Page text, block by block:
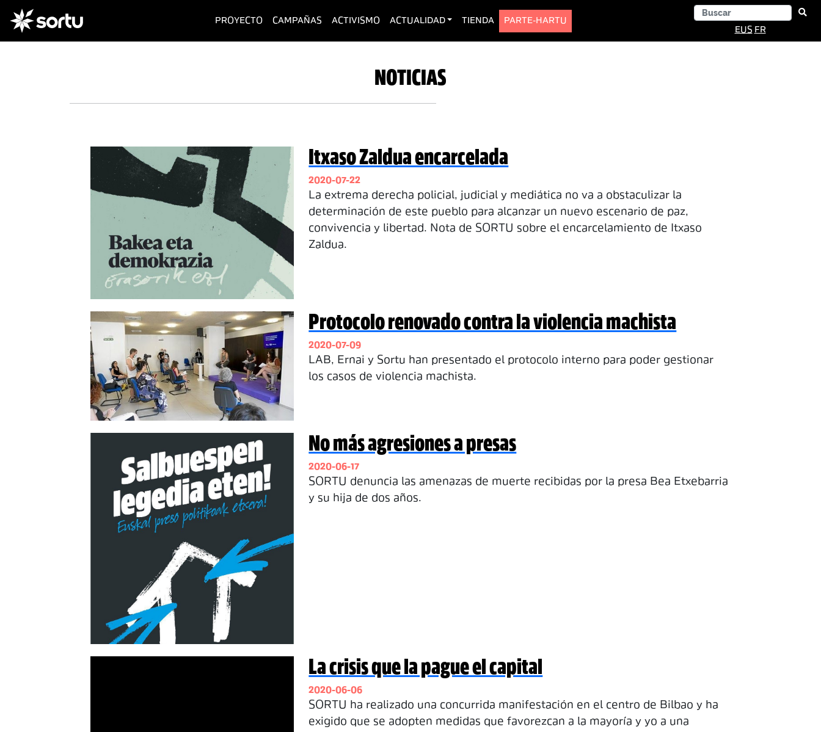
PROYECTO(current)
CAMPAÑAS ACTIVISMO ACTUALIDAD TIENDA
PARTE-HARTU
EUS FR
NOTICIAS
Itxaso Zaldua encarcelada
2020-07-22
La extrema derecha policial, judicial y mediática no va a obstaculizar la
determinación de este pueblo para alcanzar un nuevo escenario de paz,
convivencia y libertad. Nota de SORTU sobre el encarcelamiento de Itxaso
Zaldua.
Protocolo renovado contra la violencia machista
2020-07-09
LAB, Ernai y Sortu han presentado el protocolo interno para poder gestionar
los casos de violencia machista.
No más agresiones a presas
2020-06-17
SORTU denuncia las amenazas de muerte recibidas por la presa Bea Etxebarria
y su hija de dos años.
La crisis que la pague el capital
2020-06-06
SORTU ha realizado una concurrida manifestación en el centro de Bilbao y ha
exigido que se adopten medidas que favorezcan a la mayoría y yo a una